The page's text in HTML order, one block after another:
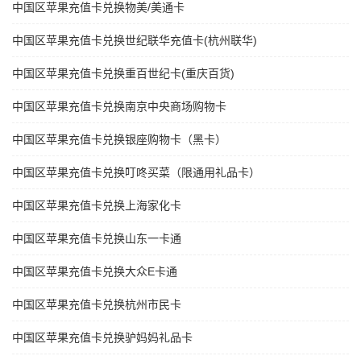
中国区苹果充值卡兑换物美/美通卡
中国区苹果充值卡兑换世纪联华充值卡(杭州联华)
中国区苹果充值卡兑换重百世纪卡(重庆百货)
中国区苹果充值卡兑换南京中央商场购物卡
中国区苹果充值卡兑换银座购物卡（黑卡）
中国区苹果充值卡兑换叮咚买菜（限通用礼品卡）
中国区苹果充值卡兑换上海家化卡
中国区苹果充值卡兑换山东一卡通
中国区苹果充值卡兑换大众E卡通
中国区苹果充值卡兑换杭州市民卡
中国区苹果充值卡兑换驴妈妈礼品卡